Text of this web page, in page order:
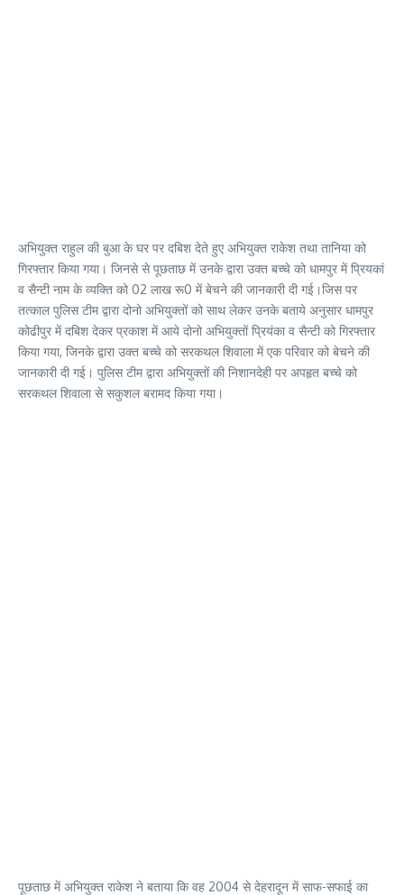
अभियुक्त राहुल की बुआ के घर पर दबिश देते हुए अभियुक्त राकेश तथा तानिया को
गिरफ्तार किया गया। जिनसे से पूछताछ में उनके द्वारा उक्त बच्चे को धामपुर में प्रियकां
व सैन्टी नाम के व्यक्ति को 02 लाख रू0 में बेचने की जानकारी दी गई।जिस पर
तत्काल पुलिस टीम द्वारा दोनो अभियुक्तों को साथ लेकर उनके बताये अनुसार धामपुर
कोढीपुर में दबिश देकर प्रकाश में आये दोनो अभियुक्तों प्रियंका व सैन्टी को गिरफ्तार
किया गया, जिनके द्वारा उक्त बच्चे को सरकथल शिवाला में एक परिवार को बेचने की
जानकारी दी गई। पुलिस टीम द्वारा अभियुक्तों की निशानदेही पर अपहृत बच्चे को
सरकथल शिवाला से सकुशल बरामद किया गया।
पूछताछ में अभियुक्त राकेश ने बताया कि वह 2004 से देहरादून में साफ-सफाई का